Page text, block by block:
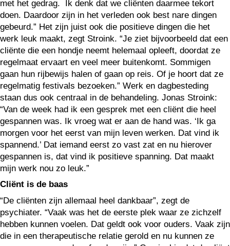
met het gedrag. Ik denk dat we cliënten daarmee tekort
doen. Daardoor zijn in het verleden ook best nare dingen
gebeurd.” Het zijn juist ook die positieve dingen die het
werk leuk maakt, zegt Stroink. “Je ziet bijvoorbeeld dat een
cliënte die een hondje neemt helemaal opleeft, doordat ze
regelmaat ervaart en veel meer buitenkomt. Sommigen
gaan hun rijbewijs halen of gaan op reis. Of je hoort dat ze
regelmatig festivals bezoeken.” Werk en dagbesteding
staan dus ook centraal in de behandeling. Jonas Stroink:
“Van de week had ik een gesprek met een cliënt die heel
gespannen was. Ik vroeg wat er aan de hand was. ‘Ik ga
morgen voor het eerst van mijn leven werken. Dat vind ik
spannend.’ Dat iemand eerst zo vast zat en nu hierover
gespannen is, dat vind ik positieve spanning. Dat maakt
mijn werk nou zo leuk.”
Cliënt is de baas
“De cliënten zijn allemaal heel dankbaar”, zegt de
psychiater. “Vaak was het de eerste plek waar ze zichzelf
hebben kunnen voelen. Dat geldt ook voor ouders. Vaak zijn
die in een therapeutische relatie gerold en nu kunnen ze